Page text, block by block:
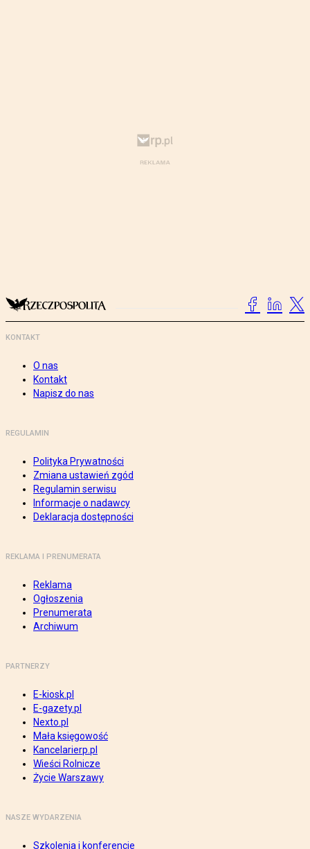
KONTAKT
O nas
Kontakt
Napisz do nas
REGULAMIN
Polityka Prywatności
Zmiana ustawień zgód
Regulamin serwisu
Informacje o nadawcy
Deklaracja dostępności
REKLAMA I PRENUMERATA
Reklama
Ogłoszenia
Prenumerata
Archiwum
PARTNERZY
E-kiosk.pl
E-gazety.pl
Nexto.pl
Mała księgowość
Kancelarierp.pl
Wieści Rolnicze
Życie Warszawy
NASZE WYDARZENIA
Szkolenia i konferencje